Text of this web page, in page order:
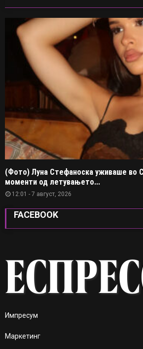
(Фото) Луна Стефаноска уживаше во
моменти од летувањето...
12:01 - 7 август, 2026
FACEBOOK
Импресум
Маркетинг